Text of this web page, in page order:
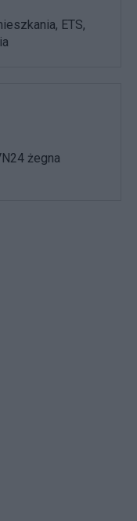
ETS,
żegna